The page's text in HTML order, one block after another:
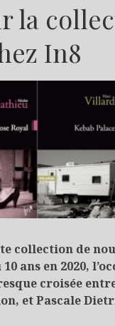
la
In8
collection de
ans en 2020,
croisée
et Pascale